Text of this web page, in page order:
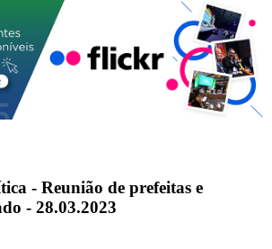
- Reunião de prefeitas e
- 28.03.2023